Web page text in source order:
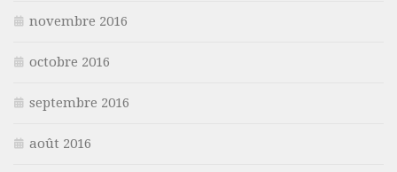
novembre 2016
octobre 2016
septembre 2016
août 2016